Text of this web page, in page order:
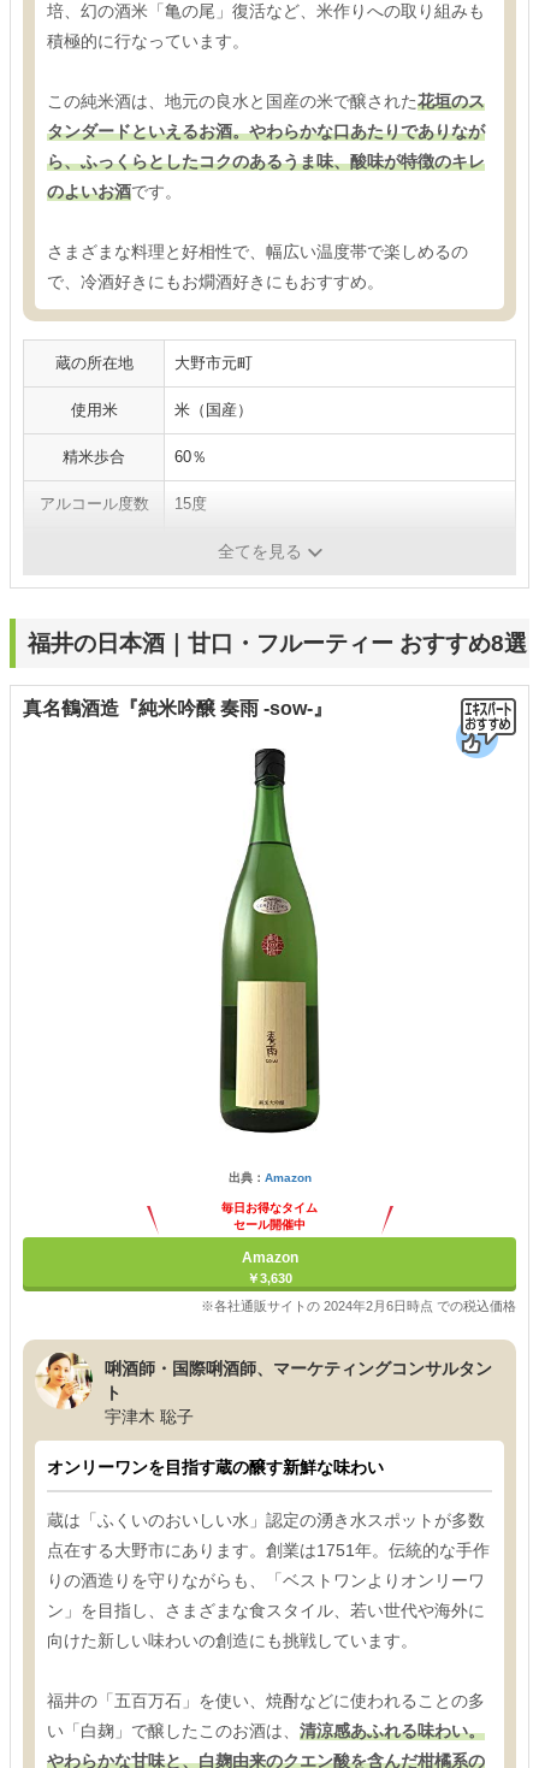
培、幻の酒米「亀の尾」復活など、米作りへの取り組みも
積極的に行なっています。
この純米酒は、地元の良水と国産の米で醸された花垣のス
タンダードといえるお酒。やわらかな口あたりでありなが
ら、ふっくらとしたコクのあるうま味、酸味が特徴のキレ
のよいお酒です。
さまざまな料理と好相性で、幅広い温度帯で楽しめるの
で、冷酒好きにもお燗酒好きにもおすすめ。
蔵の所在地 大野市元町
使用米 米（国産）
精米歩合 60％
アルコール度数 15度
全てを見る
福井の日本酒｜甘口・フルーティー おすすめ8選
真名鶴酒造『純米吟醸 奏雨 -sow-』
出典： Amazon
毎日お得なタイム
セール開催中
Amazon
￥3,630
※各社通販サイトの 2024年2月6日時点 での税込価格
唎酒師・国際唎酒師、マーケティングコンサルタン
ト
宇津木 聡子
オンリーワンを目指す蔵の醸す新鮮な味わい
蔵は「ふくいのおいしい水」認定の湧き水スポットが多数
点在する大野市にあります。創業は1751年。伝統的な手作
りの酒造りを守りながらも、「ベストワンよりオンリーワ
ン」を目指し、さまざまな食スタイル、若い世代や海外に
向けた新しい味わいの創造にも挑戦しています。
福井の「五百万石」を使い、焼酎などに使われることの多
い「白麹」で醸したこのお酒は、 清涼感あふれる味わい。
やわらかな甘味と、白麹由来のクエン酸を含んだ柑橘系の